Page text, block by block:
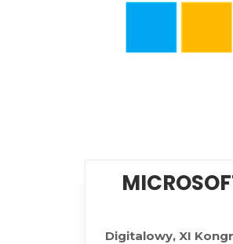
Digitalowy, XI